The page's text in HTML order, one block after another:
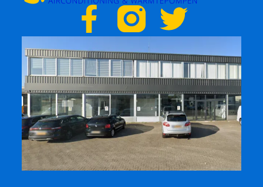
F
a
c
e
b
o
T
w
i
t
t
e